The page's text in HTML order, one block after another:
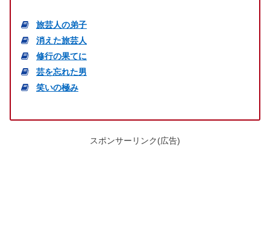
旅芸人の弟子
消えた旅芸人
修行の果てに
芸を忘れた男
笑いの極み
スポンサーリンク(広告)